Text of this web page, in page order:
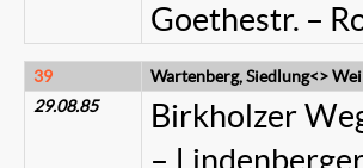
Goethestr. –
39
Wartenberg, Siedlung<>
29.08.85
Birkholzer
–